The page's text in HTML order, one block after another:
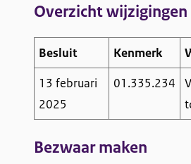
Overzicht wijzigingen
Besluit Kenmerk
13 februari
2025
01.335.234
Bezwaar maken